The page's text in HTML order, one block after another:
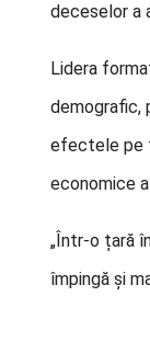
deceselor a
Lidera
demografic,
efectele pe
economice
„Într-o țară
împingă și